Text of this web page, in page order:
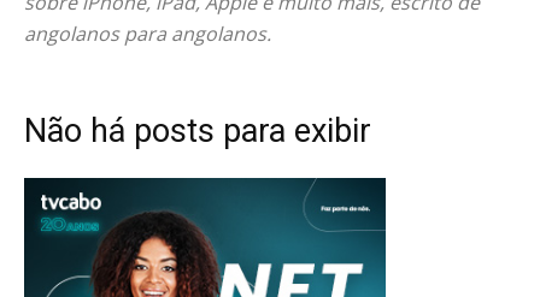
angolanos para angolanos.
Não há posts para exibir